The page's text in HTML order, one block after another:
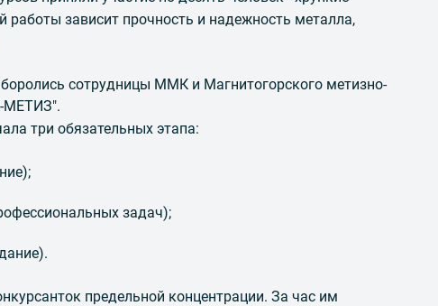
работы зависит прочность и надежность металла,
сотрудницы ММК и Магнитогорского метизно-
МЕТИЗ".
три обязательных этапа:
задач);
предельной концентрации. За час им